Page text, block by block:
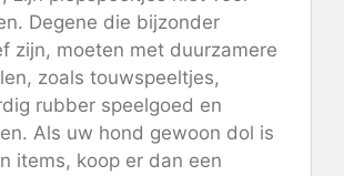
Degene die bijzonder
zijn, moeten met duurzamere
zoals touwspeeltjes,
rubber speelgoed en
Als uw hond gewoon dol is
items, koop er dan een